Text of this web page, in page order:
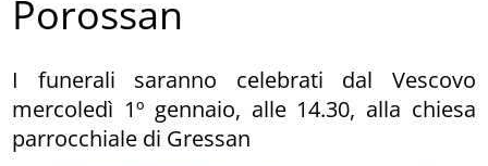
Porossan
I funerali saranno celebrati dal Vescovo
mercoledì 1º gennaio, alle 14.30, alla chiesa
parrocchiale di Gressan